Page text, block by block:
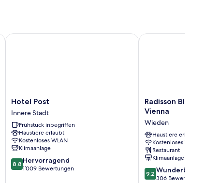
Hotel
Post
Innere
Stadt
Hotel Post
Innere Stadt
Frühstück inbegriffen
Haustiere erlaubt
Kostenloses WLAN
Klimaanlage
8.8
von
8.8 Hervorragend
1’009 Bewertungen
Hotel Post
Radisson
Blu
Triest
Hotel,
Vienna
Wieden
Radisson Blu Das
Vienna
Wieden
Haustiere erlaubt
Kostenloses WLAN
Restaurant
Klimaanlage
9.2
von
9.2 Wunderbar
306 Bewertungen
Radisson Blu Das